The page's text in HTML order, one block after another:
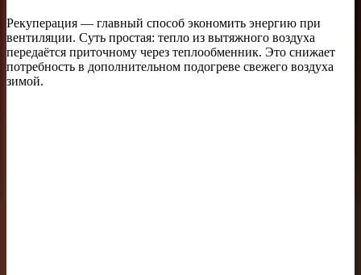
Рекуперация — главный способ экономить энергию при
вентиляции. Суть простая: тепло из вытяжного воздуха
передаётся приточному через теплообменник. Это снижает
потребность в дополнительном подогреве свежего воздуха
зимой.